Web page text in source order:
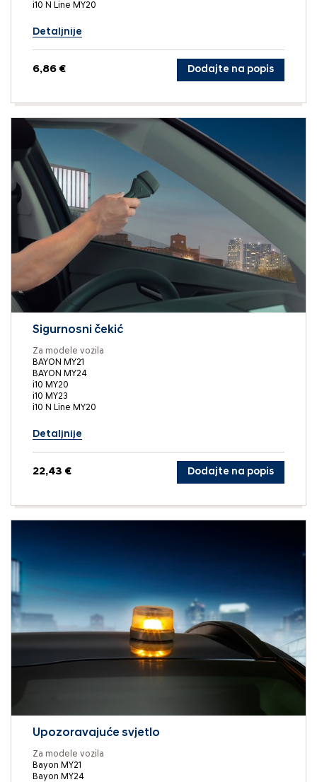
i10 N Line MY20
Detaljnije
6,86 € Dodajte na popis
Sigurnosni čekić
Za modele vozila
BAYON MY21
BAYON MY24
i10 MY20
i10 MY23
i10 N Line MY20
Detaljnije
22,43 € Dodajte na popis
Upozoravajuće svjetlo
Za modele vozila
Bayon MY21
Bayon MY24